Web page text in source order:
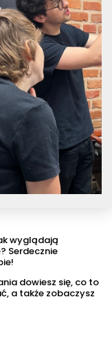
wyglądają
Serdecznie
dowiesz się, co to
a także zobaczysz